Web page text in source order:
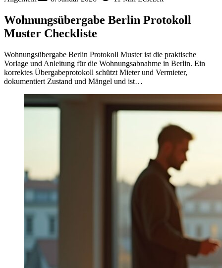
Wohnungsübergabe Berlin Protokoll
Muster Checkliste
Wohnungsübergabe Berlin Protokoll Muster ist die praktische
Vorlage und Anleitung für die Wohnungsabnahme in Berlin. Ein
korrektes Übergabeprotokoll schützt Mieter und Vermieter,
dokumentiert Zustand und Mängel und ist…